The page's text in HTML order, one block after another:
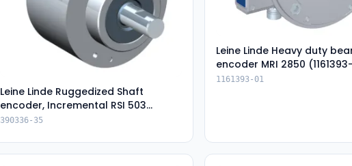
Leine Linde Ruggedized Shaft
encoder, Incremental RSI 503
(390336-35)
390336-35
Leine Linde Heavy duty
encoder MRI 2850
1161393-01